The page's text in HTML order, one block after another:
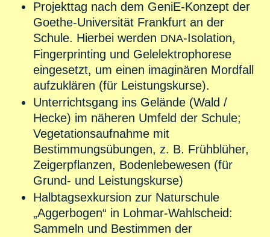
Projekttag nach dem GeniE-Konzept der
Goethe-Universität Frankfurt an der
Schule. Hierbei werden DNA-Isolation,
Fingerprinting und Gelelektrophorese
eingesetzt, um einen imaginären Mordfall
aufzuklären (für Leistungskurse).
Unterrichtsgang ins Gelände (Wald /
Hecke) im näheren Umfeld der Schule;
Vegetationsaufnahme mit
Bestimmungsübungen, z. B. Frühblüher,
Zeigerpflanzen, Bodenlebewesen (für
Grund- und Leistungskurse)
Halbtagsexkursion zur Naturschule
„Aggerbogen“ in Lohmar-Wahlscheid:
Sammeln und Bestimmen der